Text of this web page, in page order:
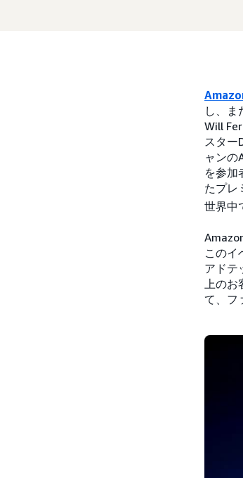
し、ま
Will
スター
ャンの
を参加
たプレ
世界中
このイ
アドテ
上のお
て、フ